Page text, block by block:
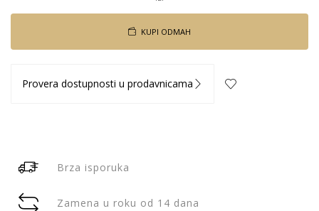
KUPI ODMAH
Provera dostupnosti u prodavnicama
Brza isporuka
Zamena u roku od 14 dana